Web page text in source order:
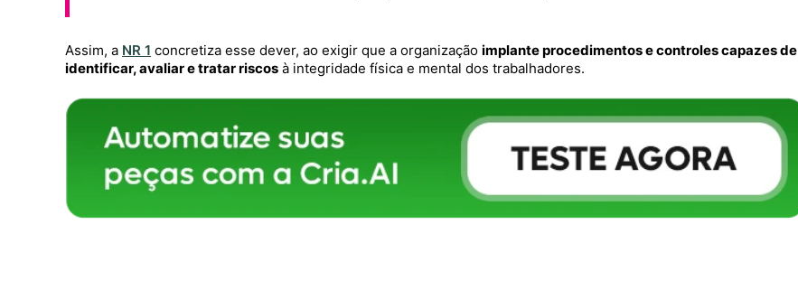
Assim, a NR 1 concretiza esse dever, ao exigir que a organização implante procedimentos e controles capazes de
identificar, avaliar e tratar riscos à integridade física e mental dos trabalhadores.